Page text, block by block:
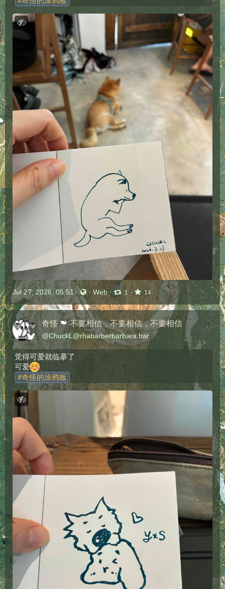
Jul 27, 2026, 05:51 · ·Web· 1 · 14
奇怪 不要相信，不要相信，不要相信
@ChuckL@rhabarberbarbara.bar
觉得可爱就临摹了
可爱
#奇怪的涂鸦板